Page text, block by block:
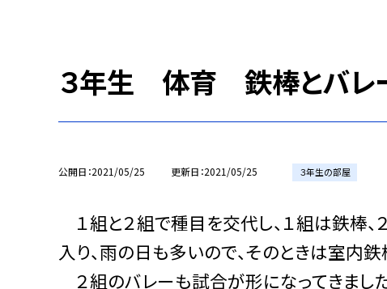
３年生 体育 鉄棒とバレ
公開日 2021/05/25 更新日 2021/05/25 ３年生の部屋
１組と２組で種目を交代し、１組は鉄棒、
入り、雨の日も多いので、そのときは室内鉄
２組のバレーも試合が形になってきました